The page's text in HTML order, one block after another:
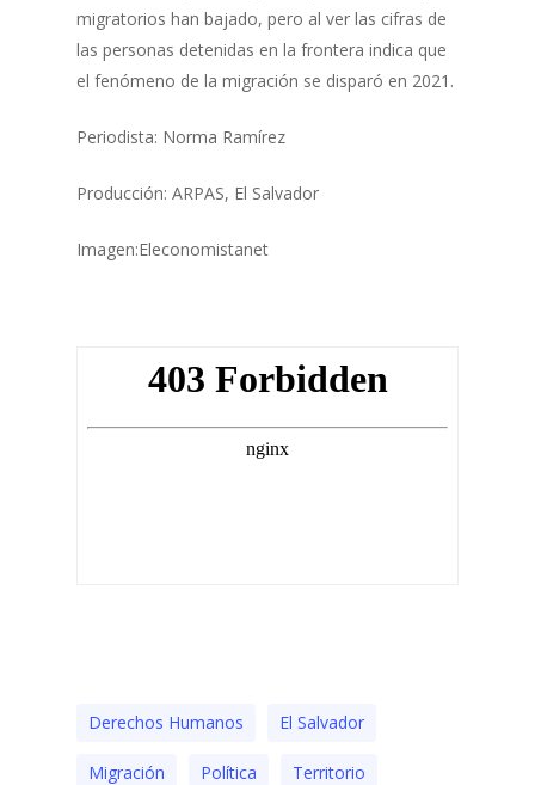
migratorios han bajado, pero al ver las cifras de
las personas detenidas en la frontera indica que
el fenómeno de la migración se disparó en 2021.
Periodista: Norma Ramírez
Producción: ARPAS, El Salvador
Imagen:Eleconomistanet
Derechos Humanos El Salvador
Migración Polí­tica Territorio